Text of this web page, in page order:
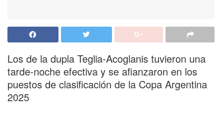
Los de la dupla Teglia-Acoglanis tuvieron una
tarde-noche efectiva y se afianzaron en los
puestos de clasificación de la Copa Argentina
2025